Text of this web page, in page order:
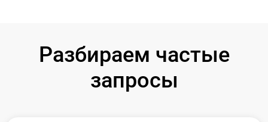
Разбираем частые
запросы